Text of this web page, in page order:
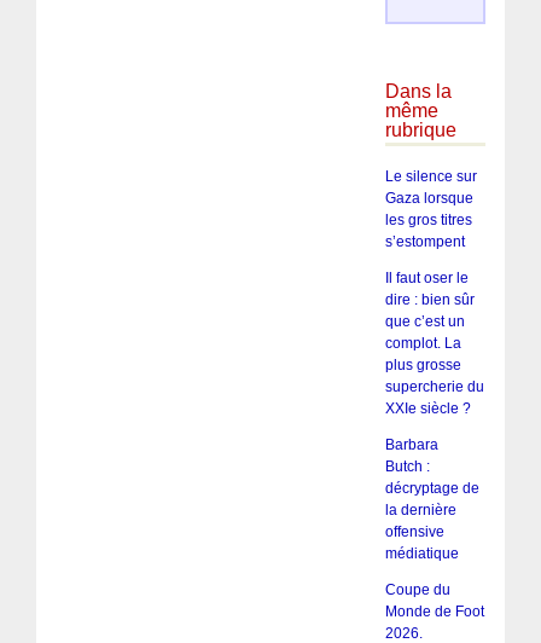
Dans la
même
rubrique
Le silence sur
Gaza lorsque
les gros titres
s’estompent
Il faut oser le
dire : bien sûr
que c’est un
complot. La
plus grosse
supercherie du
XXIe siècle ?
Barbara
Butch :
décryptage de
la dernière
offensive
médiatique
Coupe du
Monde de Foot
2026.